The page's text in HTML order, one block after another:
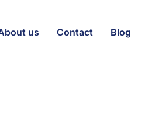
us Contact Blog